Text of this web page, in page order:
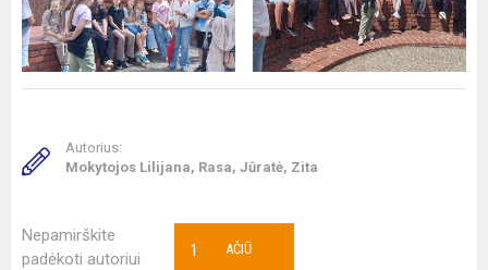
Autorius:
Mokytojos Lilijana, Rasa, Jūratė, Zita
Nepamirškite
padėkoti autoriui
AČIŪ
1